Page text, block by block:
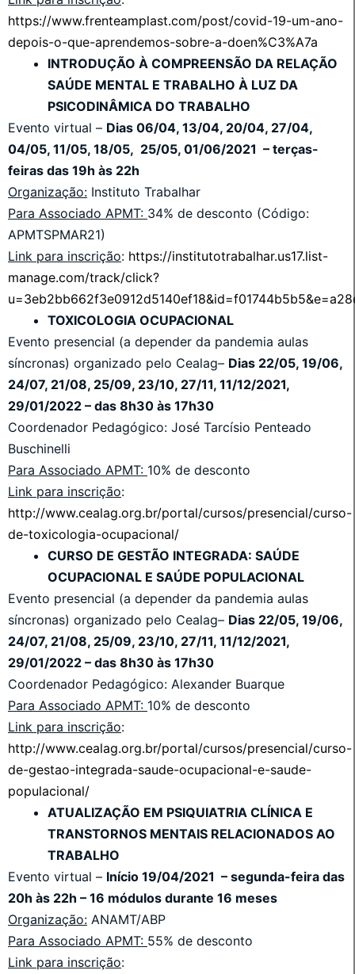
https://www.frenteamplast.com/post/covid-19-um-ano-
depois-o-que-aprendemos-sobre-a-doen%C3%A7a
INTRODUÇÃO À COMPREENSÃO DA RELAÇÃO
SAÚDE MENTAL E TRABALHO À LUZ DA
PSICODINÂMICA DO TRABALHO
Evento virtual – Dias 06/04, 13/04, 20/04, 27/04,
04/05, 11/05, 18/05, 25/05, 01/06/2021 – terças-
feiras das 19h às 22h
Organização: Instituto Trabalhar
Para Associado APMT: 34% de desconto (Código:
APMTSPMAR21)
Link para inscrição: https://institutotrabalhar.us17.list-
manage.com/track/click?
TOXICOLOGIA OCUPACIONAL
Evento presencial (a depender da pandemia aulas
síncronas) organizado pelo Cealag– Dias 22/05, 19/06,
24/07, 21/08, 25/09, 23/10, 27/11, 11/12/2021,
29/01/2022 – das 8h30 às 17h30
Coordenador Pedagógico: José Tarcísio Penteado
Buschinelli
Para Associado APMT: 10% de desconto
Link para inscrição:
http://www.cealag.org.br/portal/cursos/presencial/curso-
de-toxicologia-ocupacional/
CURSO DE GESTÃO INTEGRADA: SAÚDE
OCUPACIONAL E SAÚDE POPULACIONAL
Evento presencial (a depender da pandemia aulas
síncronas) organizado pelo Cealag– Dias 22/05, 19/06,
24/07, 21/08, 25/09, 23/10, 27/11, 11/12/2021,
29/01/2022 – das 8h30 às 17h30
Coordenador Pedagógico: Alexander Buarque
Para Associado APMT: 10% de desconto
Link para inscrição:
http://www.cealag.org.br/portal/cursos/presencial/curso-
de-gestao-integrada-saude-ocupacional-e-saude-
populacional/
ATUALIZAÇÃO EM PSIQUIATRIA CLÍNICA E
TRANSTORNOS MENTAIS RELACIONADOS AO
TRABALHO
Evento virtual – Início 19/04/2021 – segunda-feira das
20h às 22h – 16 módulos durante 16 meses
Organização: ANAMT/ABP
Para Associado APMT: 55% de desconto
Link para inscrição: